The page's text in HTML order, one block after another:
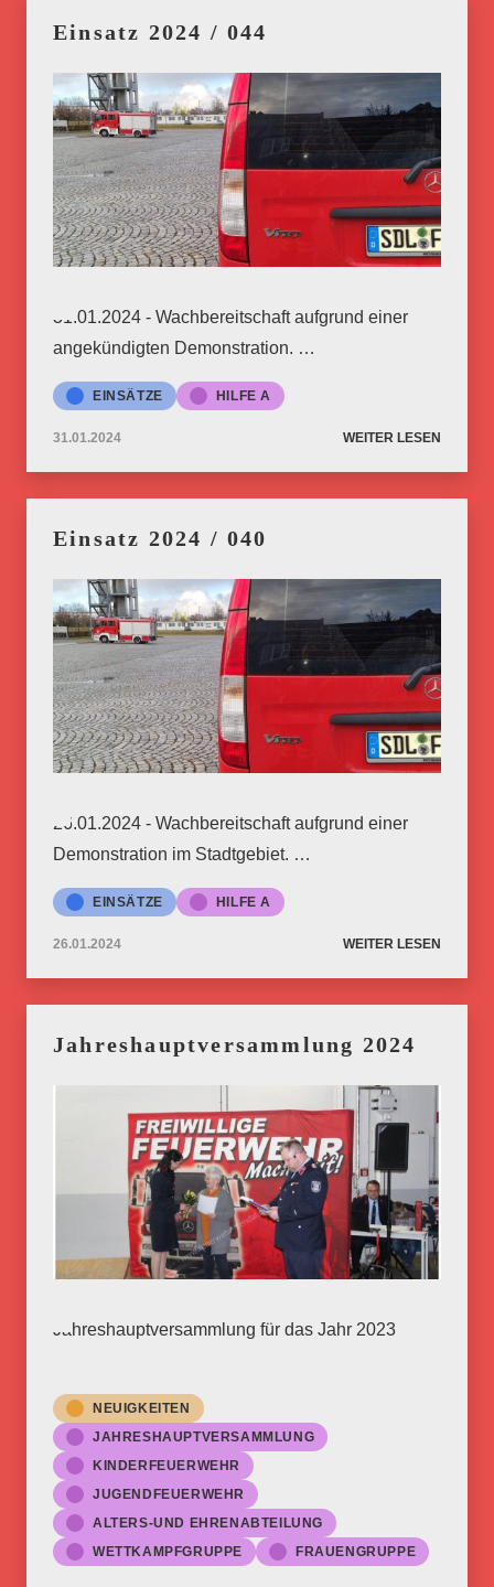
Einsatz 2024 / 044
31.01.2024 - Wachbereitschaft aufgrund einer
angekündigten Demonstration. …
EINSÄTZE HILFE A
31.01.2024 WEITER LESEN
Einsatz 2024 / 040
26.01.2024 - Wachbereitschaft aufgrund einer
Demonstration im Stadtgebiet. …
EINSÄTZE HILFE A
26.01.2024 WEITER LESEN
Jahreshauptversammlung 2024
Jahreshauptversammlung für das Jahr 2023
NEUIGKEITEN
JAHRESHAUPTVERSAMMLUNG
KINDERFEUERWEHR
JUGENDFEUERWEHR
ALTERS-UND EHRENABTEILUNG
WETTKAMPFGRUPPE
FRAUENGRUPPE